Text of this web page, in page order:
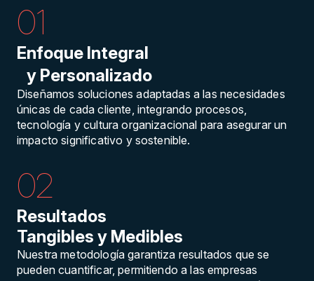
01
Enfoque Integral
y Personalizado
Diseñamos soluciones adaptadas a las necesidades
únicas de cada cliente, integrando procesos,
tecnología y cultura organizacional para asegurar un
impacto significativo y sostenible.
02
Resultados
Tangibles y Medibles
Nuestra metodología garantiza resultados que se
pueden cuantificar, permitiendo a las empresas